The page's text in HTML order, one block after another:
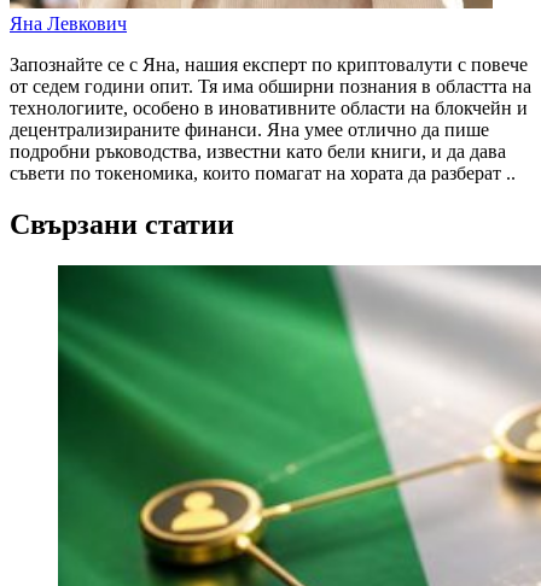
Яна Левкович
Запознайте се с Яна, нашия експерт по криптовалути с повече
от седем години опит. Тя има обширни познания в областта на
технологиите, особено в иновативните области на блокчейн и
децентрализираните финанси. Яна умее отлично да пише
подробни ръководства, известни като бели книги, и да дава
съвети по токеномика, които помагат на хората да разберат ..
Свързани статии